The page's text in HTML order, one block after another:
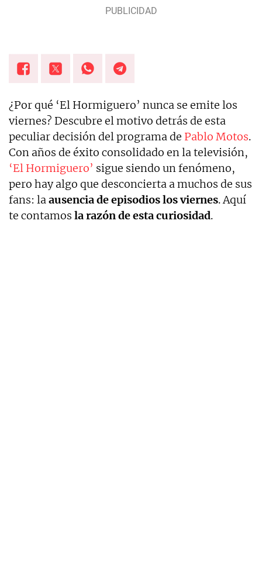
¿Por qué ‘El Hormiguero’ nunca se emite los
viernes? Descubre el motivo detrás de esta
peculiar decisión del programa de Pablo Motos.
Con años de éxito consolidado en la televisión,
‘El Hormiguero’ sigue siendo un fenómeno,
pero hay algo que desconcierta a muchos de sus
fans: laausencia de episodios los viernes. Aquí
te contamos la razón de esta curiosidad.